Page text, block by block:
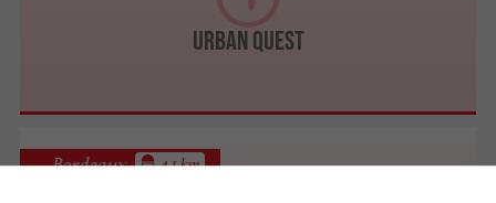
Urban Quest
Bordeaux 4.1 km